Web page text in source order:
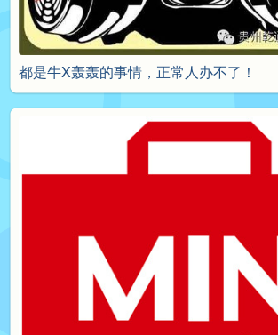
都是牛X轰轰的事情，正常人办不了！